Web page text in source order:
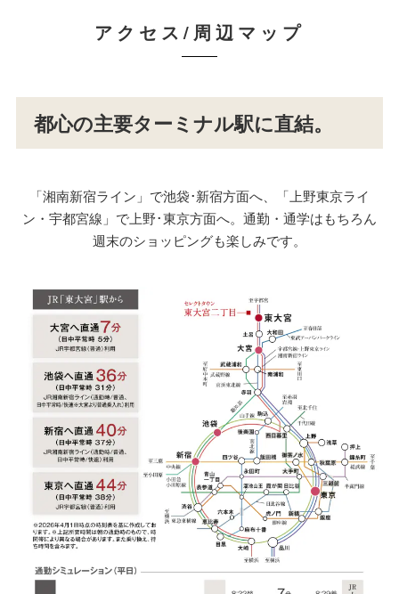
アクセス/周辺マップ
都心の主要ターミナル駅に直結。
「湘南新宿ライン」で池袋･新宿方面へ、「上野東京ライ
ン・宇都宮線」で上野･東京方面へ。通勤・通学はもちろん
週末のショッピングも楽しみです。